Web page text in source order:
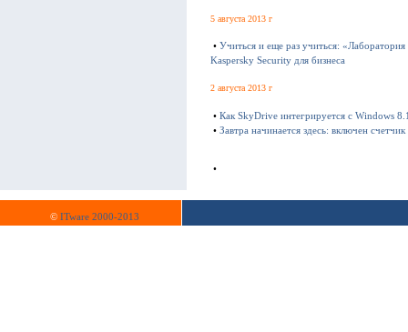
5 августа 2013 г
• Учиться и еще раз учиться:
Kaspersky Security для бизнеса
2 августа 2013 г
• Как SkyDrive интегрируется с Windows
• Завтра начинается здесь: включен
•
© ITware 2000-2013